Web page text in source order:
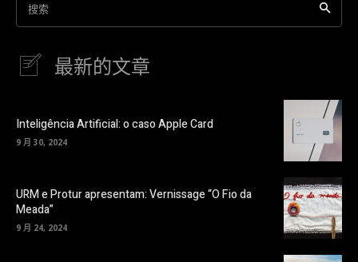
搜索
最新的文章
Inteligência Artificial: o caso Apple Card
9 月 30, 2024
URM e Protur apresentam: Vernissage “O Fio da
Meada”
9 月 24, 2024